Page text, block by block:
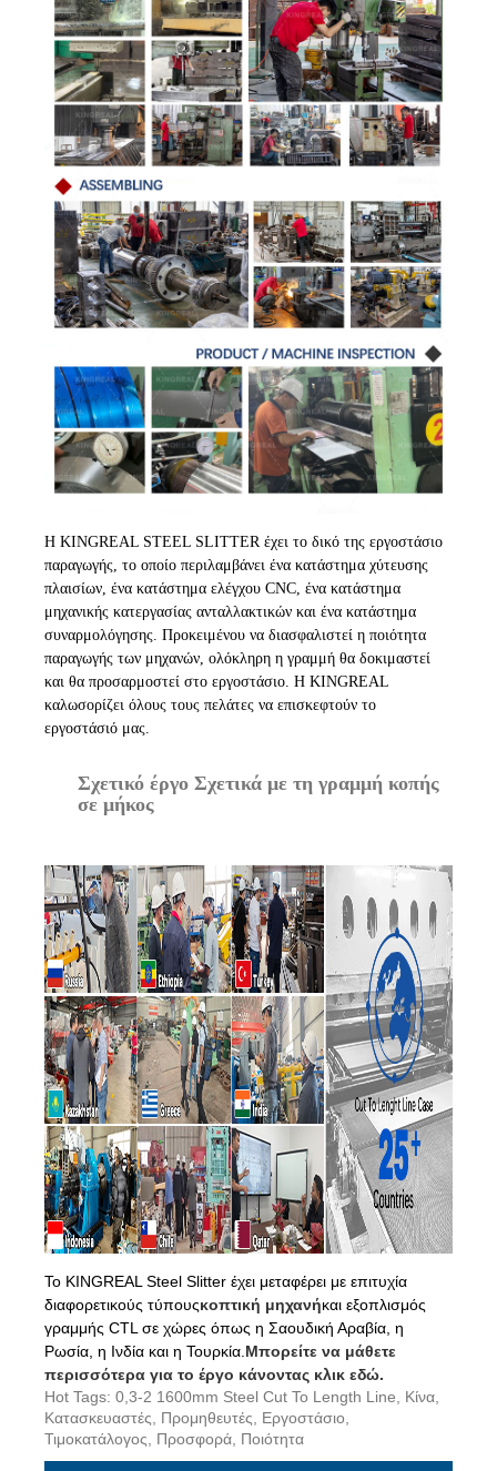
Η KINGREAL STEEL SLITTER έχει το δικό της εργοστάσιο
παραγωγής, το οποίο περιλαμβάνει ένα κατάστημα χύτευσης
πλαισίων, ένα κατάστημα ελέγχου CNC, ένα κατάστημα
μηχανικής κατεργασίας ανταλλακτικών και ένα κατάστημα
συναρμολόγησης. Προκειμένου να διασφαλιστεί η ποιότητα
παραγωγής των μηχανών, ολόκληρη η γραμμή θα δοκιμαστεί
και θα προσαρμοστεί στο εργοστάσιο. Η KINGREAL
καλωσορίζει όλους τους πελάτες να επισκεφτούν το
εργοστάσιό μας.
Σχετικό έργο Σχετικά με τη γραμμή κοπής
σε μήκος
Το KINGREAL Steel Slitter έχει μεταφέρει με επιτυχία
διαφορετικούς τύπουςκοπτική μηχανήκαι εξοπλισμός
γραμμής CTL σε χώρες όπως η Σαουδική Αραβία, η
Ρωσία, η Ινδία και η Τουρκία. Μπορείτε να μάθετε
περισσότερα για το έργο κάνοντας κλικ εδώ.
Hot Tags: 0,3-2 1600mm Steel Cut To Length Line, Κίνα,
Κατασκευαστές, Προμηθευτές, Εργοστάσιο,
Τιμοκατάλογος, Προσφορά, Ποιότητα